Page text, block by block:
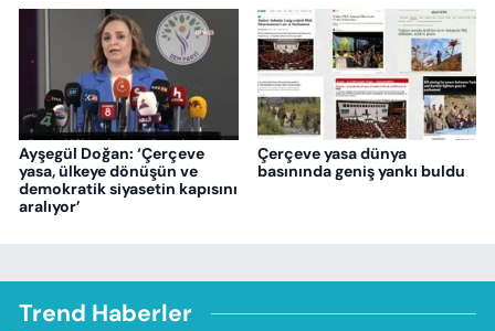
Ayşegül Doğan: ‘Çerçeve
yasa, ülkeye dönüşün ve
demokratik siyasetin kapısını
aralıyor’
Çerçeve yasa dünya
basınında geniş yankı buldu
Trend Haberler